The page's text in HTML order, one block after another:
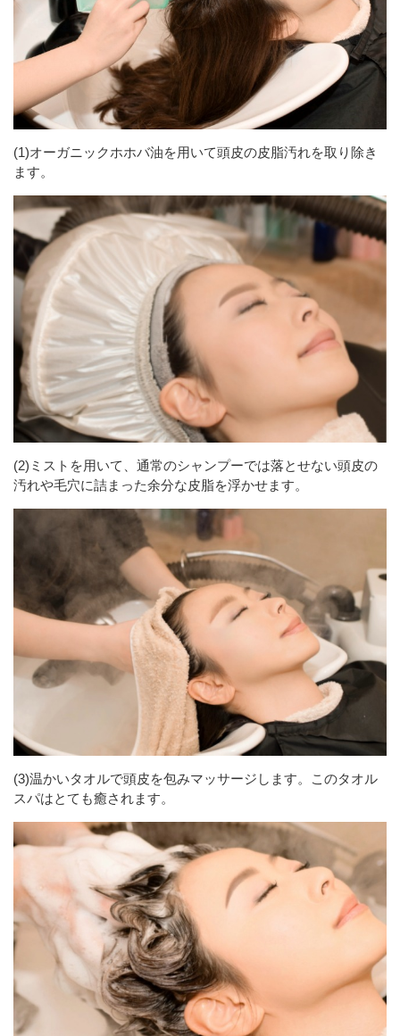
(1)オーガニックホホバ油を用いて頭皮の皮脂汚れを取り除き
ます。
(2)ミストを用いて、通常のシャンプーでは落とせない頭皮の
汚れや毛穴に詰まった余分な皮脂を浮かせます。
(3)温かいタオルで頭皮を包みマッサージします。このタオル
スパはとても癒されます。